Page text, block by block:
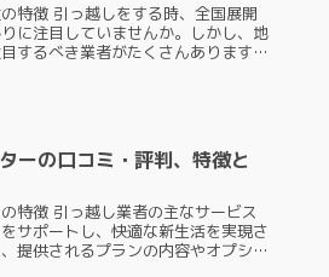
特徴 引っ越しをする時、全国展開
に注目していませんか。しかし、地
するべき業者がたくさんあります。
ーの口コミ・評判、特徴と
特徴 引っ越し業者の主なサービス
サポートし、快適な新生活を実現さ
提供されるプランの内容やオプショ